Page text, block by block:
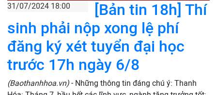
31/07/2024 18:00
[Bản tin 18h] Thí
sinh phải nộp xong lệ phí
đăng ký xét tuyển đại học
trước 17h ngày 6/8
(Baothanhhoa.vn) - Những thông tin đáng chú ý: Thanh